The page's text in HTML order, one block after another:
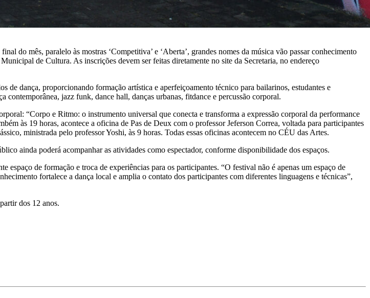
do mês, paralelo às mostras ‘Competitiva’ e ‘Aberta’, grandes nomes da música vão passar conhecimento
de Cultura. As inscrições devem ser feitas diretamente no site da Secretaria, no endereço
dança, proporcionando formação artística e aperfeiçoamento técnico para bailarinos, estudantes e
contemporânea, jazz funk, dance hall, danças urbanas, fitdance e percussão corporal.
“Corpo e Ritmo: o instrumento universal que conecta e transforma a expressão corporal da performance
às 19 horas, acontece a oficina de Pas de Deux com o professor Jeferson Correa, voltada para participantes
ministrada pelo professor Yoshi, às 9 horas. Todas essas oficinas acontecem no CÉU das Artes.
ainda poderá acompanhar as atividades como espectador, conforme disponibilidade dos espaços.
de formação e troca de experiências para os participantes. “O festival não é apenas um espaço de
fortalece a dança local e amplia o contato dos participantes com diferentes linguagens e técnicas”,
dos 12 anos.